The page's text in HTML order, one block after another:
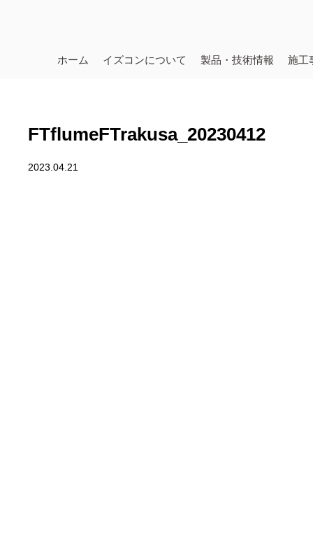
ホーム イズコンについて 製品・技術情報 施工
FTflumeFTrakusa_20230412
2023.04.21